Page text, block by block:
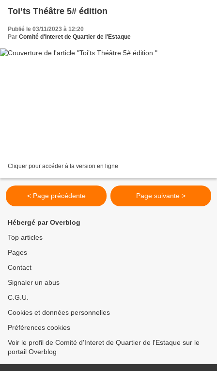
Toi’ts Théâtre 5# édition
Publié le 03/11/2023 à 12:20
Par Comité d'Interet de Quartier de l'Estaque
Cliquer pour accéder à la version en ligne
< Page précédente Page suivante >
Hébergé par Overblog
Top articles
Pages
Contact
Signaler un abus
C.G.U.
Cookies et données personnelles
Préférences cookies
Voir le profil de Comité d'Interet de Quartier de l'Estaque sur le
portail Overblog